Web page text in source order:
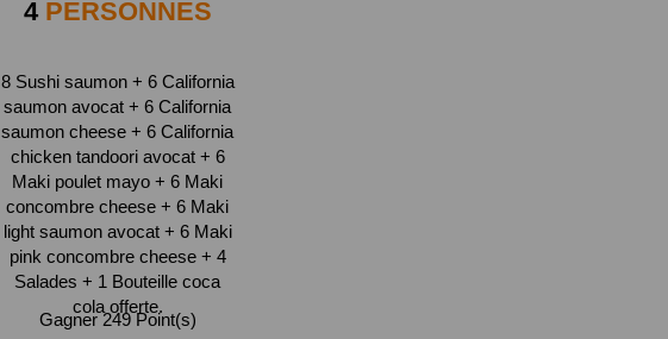
4PERSONNES
8 Sushi saumon + 6 California
saumon avocat + 6 California
saumon cheese + 6 California
chicken tandoori avocat + 6
Maki poulet mayo + 6 Maki
concombre cheese + 6 Maki
light saumon avocat + 6 Maki
pink concombre cheese + 4
Salades + 1 Bouteille coca
cola offerte.
Gagner 249 Point(s)